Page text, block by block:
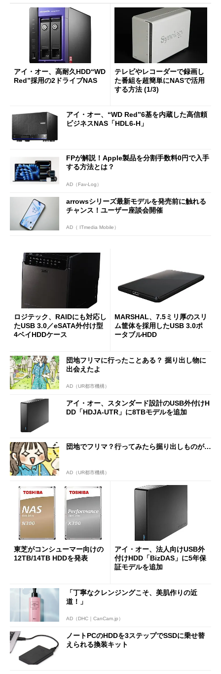
アイ・オー、高耐久HDD“WD
Red”採用の2ドライブNAS
テレビやレコーダーで録画し
た番組を超簡単にNASで活用
する方法 (1/3)
アイ・オー、“WD Red”6基を内蔵した高信頼
ビジネスNAS「HDL6-H」
FPが解説！Apple製品を分割手数料0円で入手
する方法とは？
AD（Fav-Log）
arrowsシリーズ最新モデルを発売前に触れる
チャンス！ユーザー座談会開催
AD（ ITmedia Mobile）
ロジテック、RAIDにも対応し
たUSB 3.0／eSATA外付け型
4ベイHDDケース
MARSHAL、7.5ミリ厚のスリ
ム筐体を採用したUSB 3.0ポ
ータブルHDD
団地フリマに行ったことある？ 掘り出し物に
出会えたよ
AD（UR都市機構）
アイ・オー、スタンダード設計のUSB外付けH
DD「HDJA-UTR」に8TBモデルを追加
団地でフリマ？行ってみたら掘り出しものが…
AD（UR都市機構）
東芝がコンシューマー向けの
12TB/14TB HDDを発表
アイ・オー、法人向けUSB外
付けHDD「BizDAS」に5年保
証モデルを追加
「丁寧なクレンジングこそ、美肌作りの近
道！」
AD（DHC｜CanCam.jp）
ノートPCのHDDを3ステップでSSDに乗せ替
えられる換装キット